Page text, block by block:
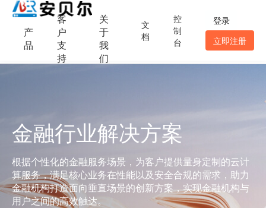
产
品
客
户
支
持
关
于
我
们
文
档
控
制
台
登录
立即注册
金融行业解决方案
根据个性化的金融服务场景，为客户提供量身定制的云计
算服务，满足核心业务在性能以及安全合规的需求，助力
金融机构打造面向垂直场景的创新方案，实现金融机构与
用户之间的高效触达。